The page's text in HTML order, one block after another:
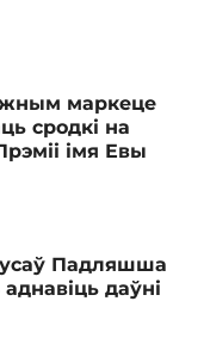
маркеце
сродкі на
імя Евы
Падляшша
даўні